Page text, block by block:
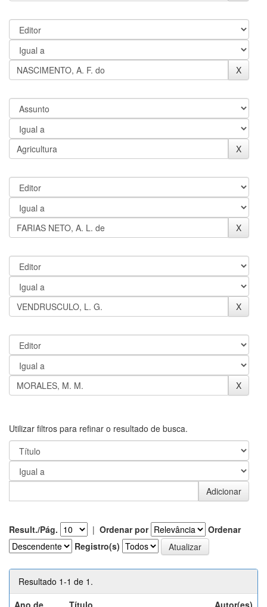
Utilizar filtros para refinar o resultado de busca.
Result./Pág. | Ordenar por
Ordenar
Registro(s)
Resultado 1-1 de 1.
Ano de
Título Autor(es)